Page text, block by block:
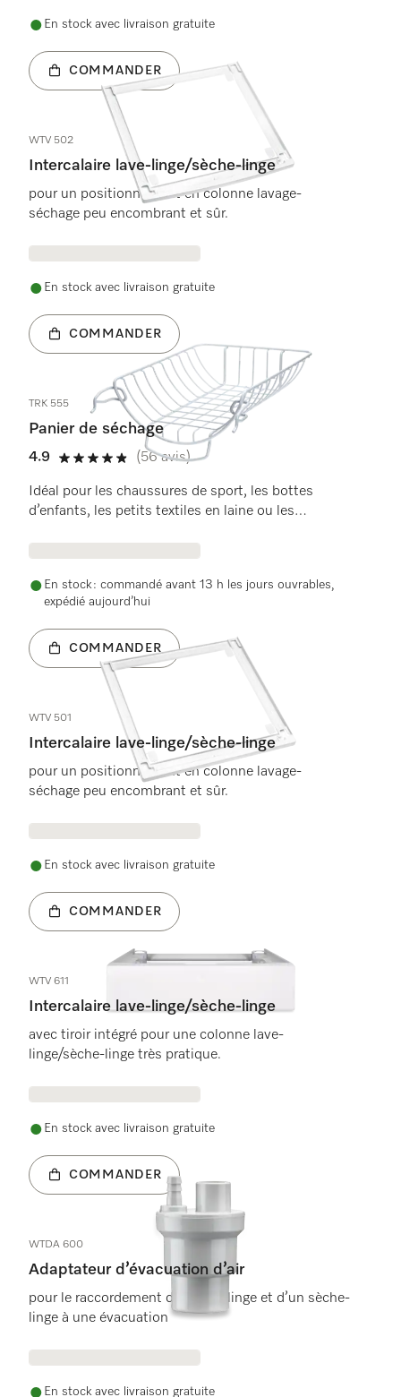
En stock avec livraison gratuite
COMMANDER
WTV 502
Intercalaire lave-linge/sèche-linge
pour un positionnement en colonne lavage-
séchage peu encombrant et sûr.
En stock avec livraison gratuite
COMMANDER
TRK 555
Panier de séchage
4.9
4.9 étoiles de 5
(56 avis)
Idéal pour les chaussures de sport, les bottes
d’enfants, les petits textiles en laine ou les
En stock : commandé avant 13 h les jours ouvrables,
expédié aujourd’hui
COMMANDER
WTV 501
Intercalaire lave-linge/sèche-linge
pour un positionnement en colonne lavage-
séchage peu encombrant et sûr.
En stock avec livraison gratuite
COMMANDER
WTV 611
Intercalaire lave-linge/sèche-linge
avec tiroir intégré pour une colonne lave-
linge/sèche-linge très pratique.
En stock avec livraison gratuite
COMMANDER
WTDA 600
Adaptateur d’évacuation d’air
pour le raccordement d’un lave-linge et d’un sèche-
linge à une évacuation
En stock avec livraison gratuite